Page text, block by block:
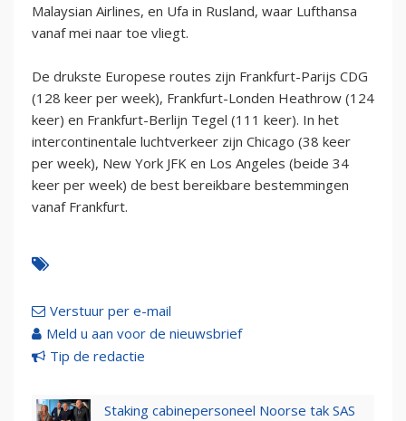
Malaysian Airlines, en Ufa in Rusland, waar Lufthansa
vanaf mei naar toe vliegt.
De drukste Europese routes zijn Frankfurt-Parijs CDG
(128 keer per week), Frankfurt-Londen Heathrow (124
keer) en Frankfurt-Berlijn Tegel (111 keer). In het
intercontinentale luchtverkeer zijn Chicago (38 keer
per week), New York JFK en Los Angeles (beide 34
keer per week) de best bereikbare bestemmingen
vanaf Frankfurt.
Verstuur per e-mail
Meld u aan voor de nieuwsbrief
Tip de redactie
Staking cabinepersoneel Noorse tak SAS